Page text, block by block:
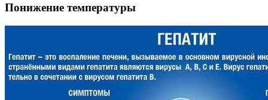
Понижение температуры